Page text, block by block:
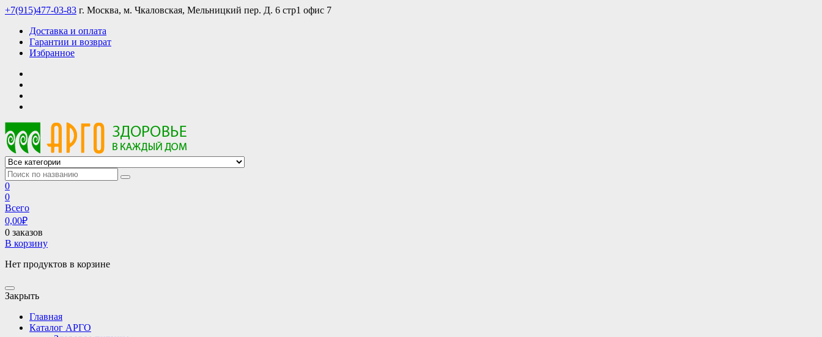
Skip
content
+7(915)477-03-83 г. Москва, м. Чкаловская, Мельницкий пер. Д. 6 стр1 офис 7
Доставка и оплата
Гарантии и возврат
Избранное
АРГО интернет магазин, доставка в Москве и по всей России
АРГО каталог каталог продукции, официальные цены
0
0
Всего
0,00₽
0 заказов
В корзину
Нет продуктов в корзине
Закрыть
Главная
Каталог АРГО